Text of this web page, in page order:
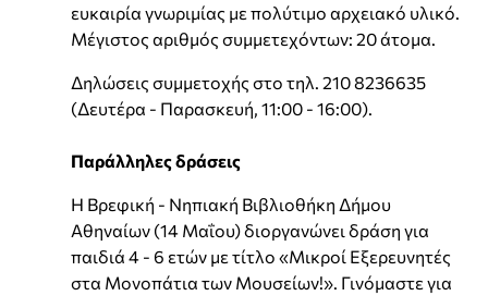
ευκαιρία γνωριμίας με πολύτιμο αρχειακό υλικό.
Μέγιστος αριθμός συμμετεχόντων: 20 άτομα.
Δηλώσεις συμμετοχής στο τηλ. 210 8236635
(Δευτέρα - Παρασκευή, 11:00 - 16:00).
Παράλληλες δράσεις
Η Βρεφική - Νηπιακή Βιβλιοθήκη Δήμου
Αθηναίων (14 Μαΐου) διοργανώνει δράση για
παιδιά 4 - 6 ετών με τίτλο «Μικροί Εξερευνητές
στα Μονοπάτια των Μουσείων!». Γινόμαστε για